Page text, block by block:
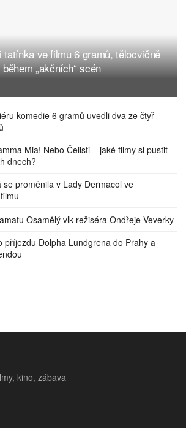
ve filmu 6 gramů, tělocvičně
„akčních“ scén
komedie 6 gramů uvedli dva ze čtyř
Mia! Nebo Čelisti – jaké filmy si pustit
dnech?
se proměnila v Lady Dermacol ve
Osamělý vlk režiséra Ondřeje Veverky
příjezdu Dolpha Lundgrena do Prahy a
kino, zábava